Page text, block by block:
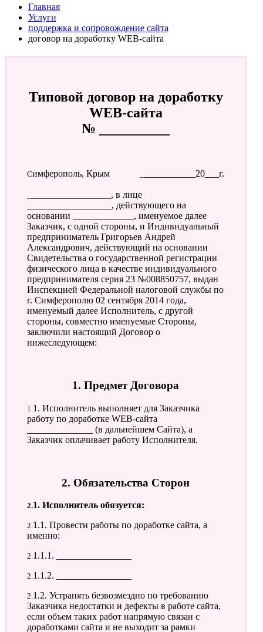
Главная
Услуги
поддержка и сопровождение сайта
договор на доработку WEB-сайта
Типовой договор на доработку
WEB-сайта
№ __________
____________20___г.
Симферополь, Крым
__________________, действующего на
основании _____________, именуемое далее
Заказчик, с одной стороны, и Индивидуальный
предприниматель Григорьев Андрей
Александрович, действующий на основании
Свидетельства о государственной регистрации
физического лица в качестве индивидуального
предпринимателя серия 23 №008850757, выдан
Инспекцией Федеральной налоговой службы по
г. Симферополю 02 сентября 2014 года,
именуемый далее Исполнитель, с другой
стороны, совместно именуемые Стороны,
заключили настоящий Договор о
нижеследующем:
1. Предмет Договора
1.1. Исполнитель выполняет для Заказчика
работу по доработке WEB-сайта
(в дальнейшем Сайта), а
Заказчик оплачивает работу Исполнителя.
2. Обязательства Сторон
2.1. Исполнитель обязуется:
2.1.1. Провести работы по доработке сайта, а
именно:
2.1.1.1. ________________
2.1.1.2. ________________
2.1.2. Устранять безвозмездно по требованию
Заказчика недостатки и дефекты в работе сайта,
если объем таких работ напрямую связан с
доработками сайта и не выходит за рамки